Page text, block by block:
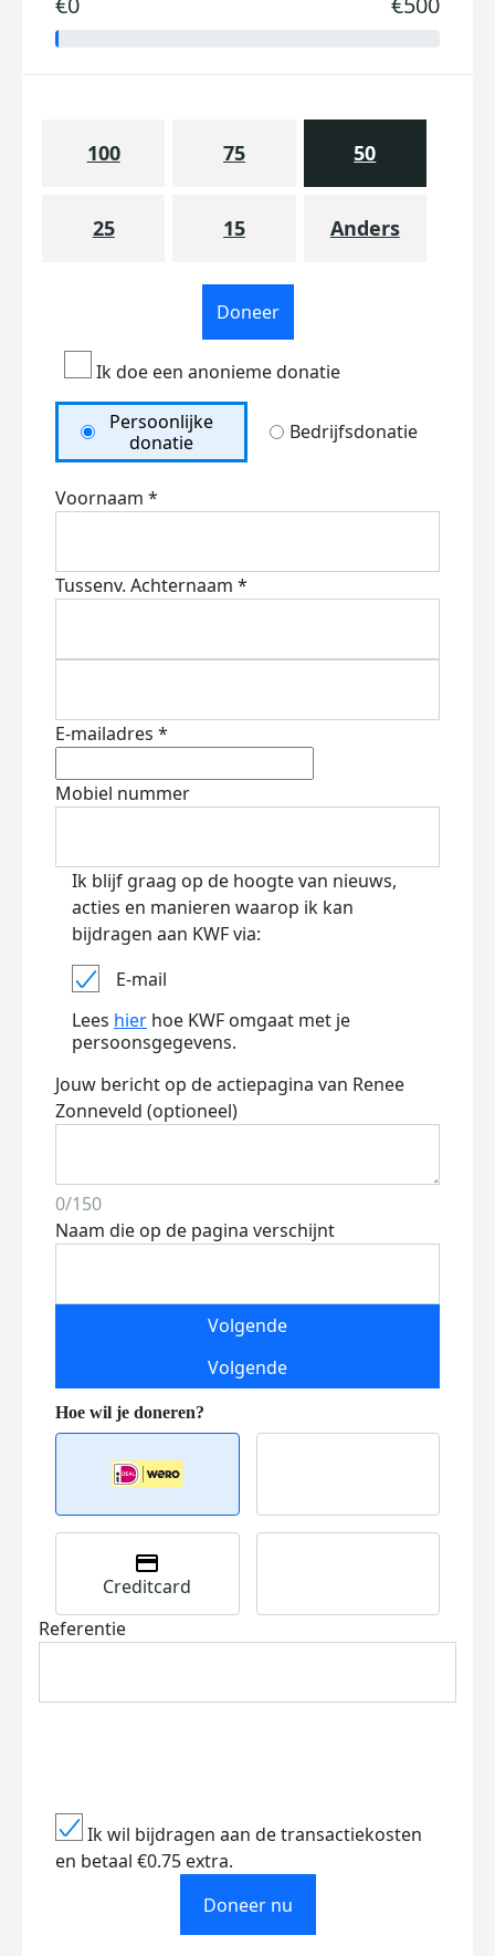
100 75 50
25 15 Anders
Doneer
Ik doe een anonieme donatie
Persoonlijke
donatie
Bedrijfsdonatie
Voornaam *
Tussenv. Achternaam *
E-mailadres *
Mobiel nummer
Ik blijf graag op de hoogte van nieuws,
acties en manieren waarop ik kan
bijdragen aan KWF via:
E-mail
Lees hier hoe KWF omgaat met je
persoonsgegevens.
Jouw bericht op de actiepagina van Renee
Zonneveld (optioneel)
0/150
Naam die op de pagina verschijnt
Volgende
Volgende
Creditcard
Referentie
Ik wil bijdragen aan de transactiekosten
en betaal €0.75 extra.
Doneer nu